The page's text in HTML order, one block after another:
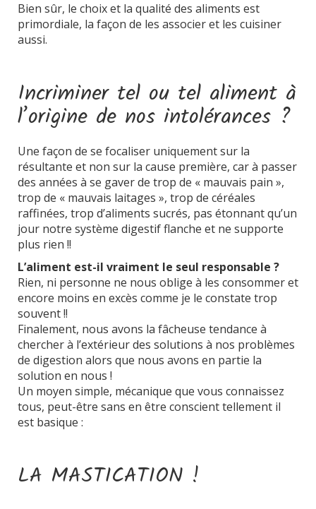
Bien sûr, le choix et la qualité des aliments est
primordiale, la façon de les associer et les cuisiner
aussi.
Incriminer tel ou tel aliment à
l’origine de nos intolérances ?
Une façon de se focaliser uniquement sur la
résultante et non sur la cause première, car à passer
des années à se gaver de trop de « mauvais pain »,
trop de « mauvais laitages », trop de céréales
raffinées, trop d’aliments sucrés, pas étonnant qu’un
jour notre système digestif flanche et ne supporte
plus rien !!
L’aliment est-il vraiment le seul responsable ?
Rien, ni personne ne nous oblige à les consommer et
encore moins en excès comme je le constate trop
souvent !!
Finalement, nous avons la fâcheuse tendance à
chercher à l’extérieur des solutions à nos problèmes
de digestion alors que nous avons en partie la
solution en nous !
Un moyen simple, mécanique que vous connaissez
tous, peut-être sans en être conscient tellement il
est basique :
LA MASTICATION !